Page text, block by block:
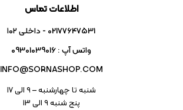
اطلاعات تماس
02177647531 - داخلی ۱۰۲
واتس آپ : 09301039016
INFO@SORNASHOP.COM
شنبه تا چهارشنبه – ۹ الی 17
پنج شنبه ۹ الی 13